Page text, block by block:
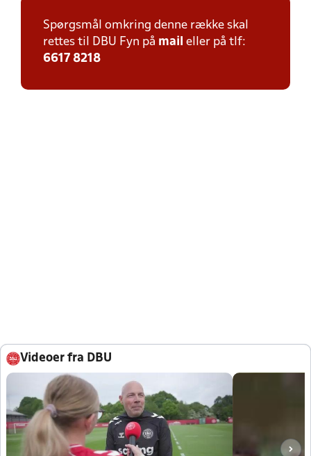
Spørgsmål omkring denne række skal
rettes til DBU Fyn på mail eller på tlf:
6617 8218
Videoer fra DBU